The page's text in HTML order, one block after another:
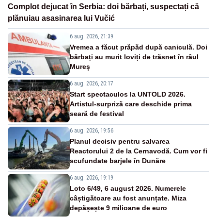
Complot dejucat în Serbia: doi bărbați, suspectați că
plănuiau asasinarea lui Vučić
6 aug. 2026, 21:39
Vremea a făcut prăpăd după caniculă. Doi
bărbați au murit loviți de trăsnet în râul
Mureș
6 aug. 2026, 20:17
Start spectaculos la UNTOLD 2026.
Artistul-surpriză care deschide prima
seară de festival
6 aug. 2026, 19:56
Planul decisiv pentru salvarea
Reactorului 2 de la Cernavodă. Cum vor fi
scufundate barjele în Dunăre
6 aug. 2026, 19:19
Loto 6/49, 6 august 2026. Numerele
câștigătoare au fost anunțate. Miza
depășește 9 milioane de euro